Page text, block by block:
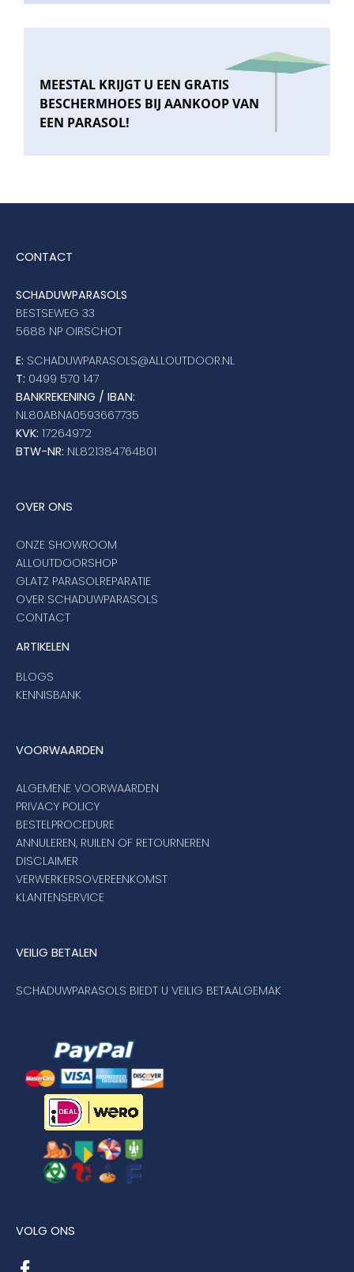
MEESTAL KRIJGT U EEN GRATIS
BESCHERMHOES BIJ AANKOOP VAN
EEN PARASOL!
CONTACT
SCHADUWPARASOLS
BESTSEWEG 33
5688 NP OIRSCHOT
E: SCHADUWPARASOLS@ALLOUTDOOR.NL
T: 0499 570 147
BANKREKENING / IBAN:
NL80ABNA0593667735
KVK: 17264972
BTW-NR: NL821384764B01
OVER ONS
ONZE SHOWROOM
ALLOUTDOORSHOP
GLATZ PARASOLREPARATIE
OVER SCHADUWPARASOLS
CONTACT
ARTIKELEN
BLOGS
KENNISBANK
VOORWAARDEN
ALGEMENE VOORWAARDEN
PRIVACY POLICY
BESTELPROCEDURE
ANNULEREN, RUILEN OF RETOURNEREN
DISCLAIMER
VERWERKERSOVEREENKOMST
KLANTENSERVICE
VEILIG BETALEN
SCHADUWPARASOLS BIEDT U VEILIG BETAALGEMAK
VOLG ONS